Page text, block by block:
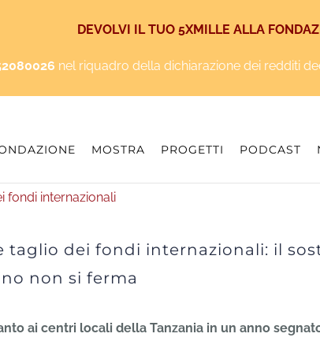
MOSTRA PROGETTI PODCAST
taglio dei fondi internazionali: il
non si ferma
ai centri locali della Tanzania in un anno
DEVOLVI IL TUO 5XMILLE ALLA
nel riquadro della dichiarazione dei redditi